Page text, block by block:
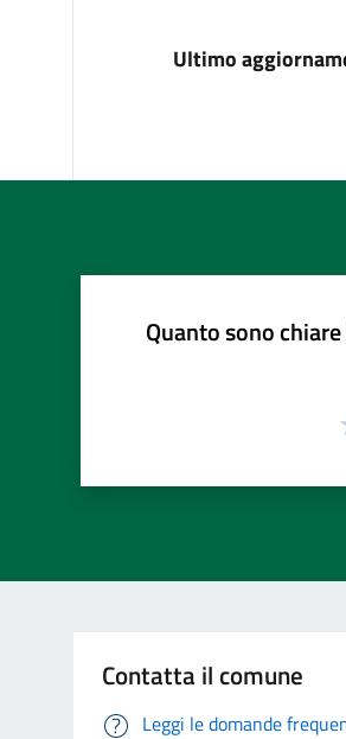
Ultimo
Quanto sono
Contatta il comune
Leggi le domande